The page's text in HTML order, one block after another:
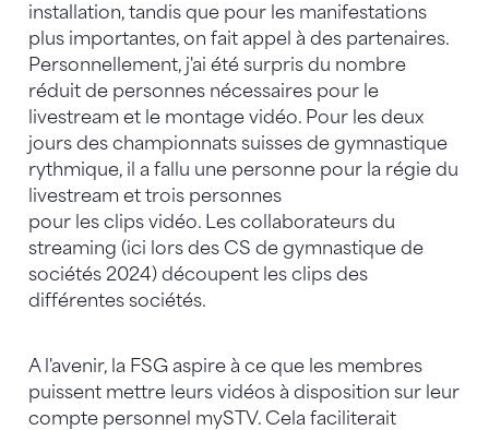
installation, tandis que pour les manifestations
plus importantes, on fait appel à des partenaires.
Personnellement, j'ai été surpris du nombre
réduit de personnes nécessaires pour le
livestream et le montage vidéo. Pour les deux
jours des championnats suisses de gymnastique
rythmique, il a fallu une personne pour la régie du
livestream et trois personnes
pour les clips vidéo. Les collaborateurs du
streaming (ici lors des CS de gymnastique de
sociétés 2024) découpent les clips des
différentes sociétés.
A l'avenir, la FSG aspire à ce que les membres
puissent mettre leurs vidéos à disposition sur leur
compte personnel mySTV. Cela faciliterait